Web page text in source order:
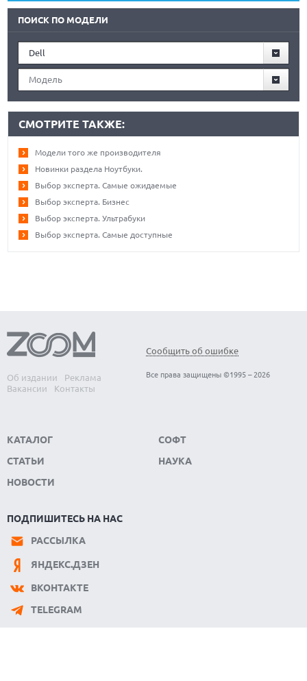
ПОИСК ПО МОДЕЛИ
Dell
Модель
СМОТРИТЕ ТАКЖЕ:
Модели того же производителя
Новинки раздела Ноутбуки.
Выбор эксперта. Самые ожидаемые
Выбор эксперта. Бизнес
Выбор эксперта. Ультрабуки
Выбор эксперта. Самые доступные
Об издании
Реклама
Вакансии
Контакты
Сообщить об ошибке
Все права защищены ©1995 – 2026
КАТАЛОГ
СТАТЬИ
НОВОСТИ
СОФТ
НАУКА
ПОДПИШИТЕСЬ НА НАС
РАССЫЛКА
ЯНДЕКС.ДЗЕН
ВКОНТАКТЕ
TELEGRAM